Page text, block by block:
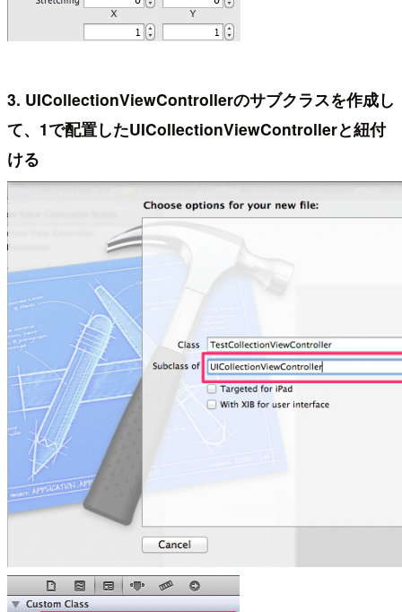
3. UICollectionViewControllerのサブクラスを作成し
て、1で配置したUICollectionViewControllerと紐付
ける